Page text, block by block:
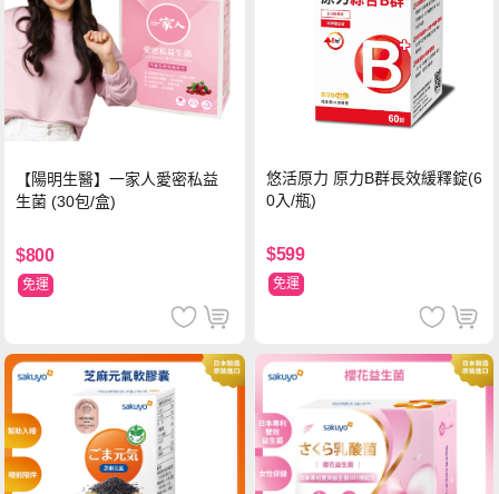
【陽明生醫】一家人愛密私益
生菌 (30包/盒)
$800
免運
悠活原力 原力B群長效緩釋錠(6
0入/瓶)
$599
免運